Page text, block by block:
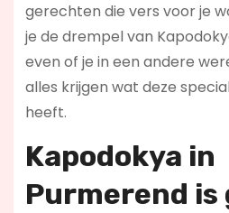
gerechten die vers voor je
je de drempel van
even of je in een andere
alles krijgen wat deze
heeft.
Kapodokya in
Purmerend is